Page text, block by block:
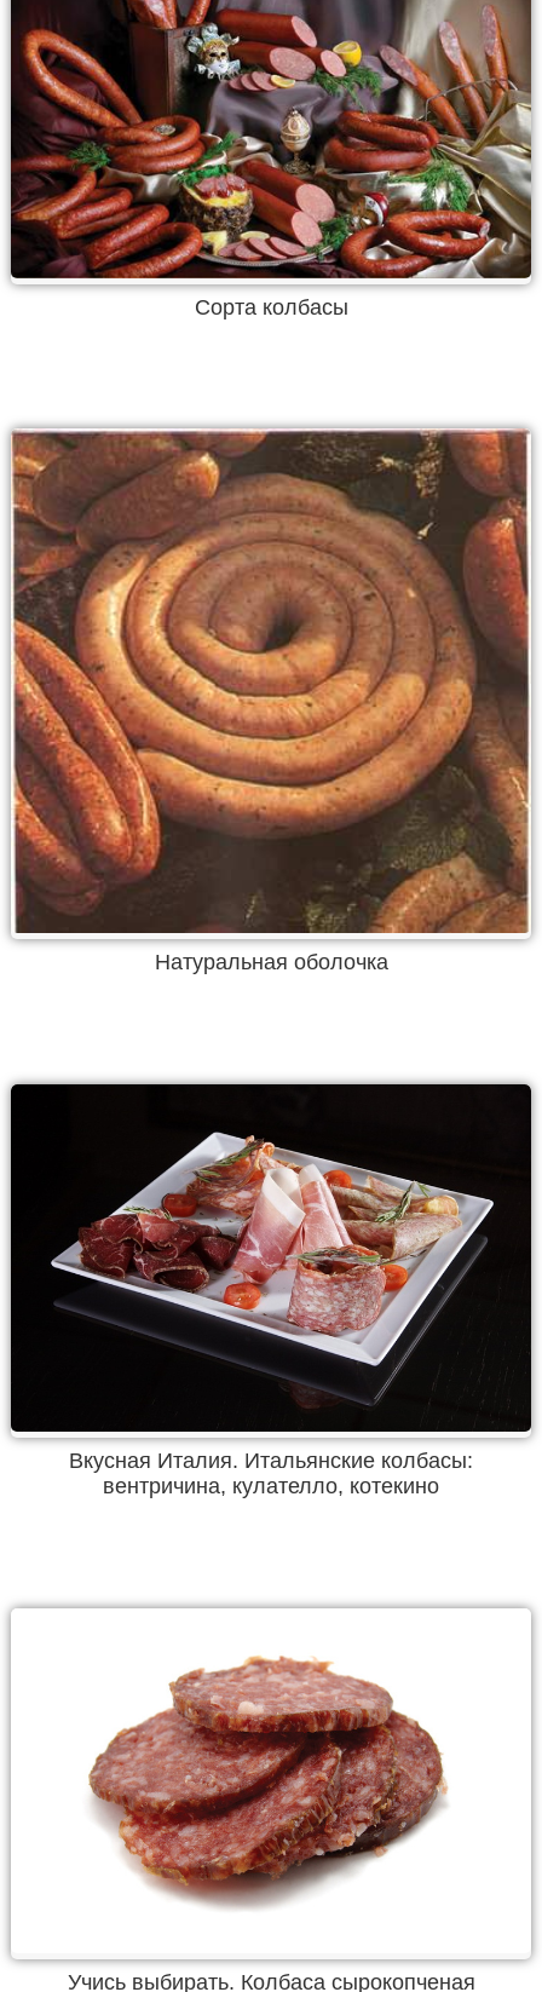
Сорта колбасы
Натуральная оболочка
Вкусная Италия. Итальянские колбасы:
вентричина, кулателло, котекино
Учись выбирать. Колбаса сырокопченая